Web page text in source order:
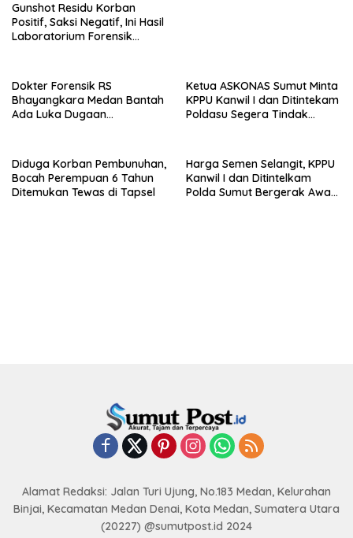
Gunshot Residu Korban
Positif, Saksi Negatif, Ini Hasil
Laboratorium Forensik
Dokter Forensik RS
Bhayangkara Medan Bantah
Ada Luka Dugaan
Ketua ASKONAS Sumut Minta
KPPU Kanwil I dan Ditintekam
Poldasu Segera Tindak
Diduga Korban Pembunuhan,
Bocah Perempuan 6 Tahun
Ditemukan Tewas di Tapsel
Harga Semen Selangit, KPPU
Kanwil I dan Ditintelkam
Polda Sumut Bergerak Awasi
Alamat Redaksi: Jalan Turi Ujung, No.183 Medan, Kelurahan
Binjai, Kecamatan Medan Denai, Kota Medan, Sumatera Utara
(20227) @sumutpost.id 2024